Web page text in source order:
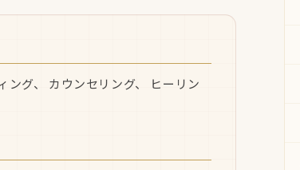
ング、 カウンセリング、 ヒーリン